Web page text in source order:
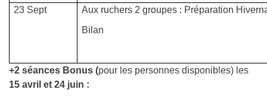
23 Sept
Aux ruchers 2 groupes : Préparation
Bilan
+2 séances Bonus (pour les personnes disponibles) les
15 avril et 24 juin :